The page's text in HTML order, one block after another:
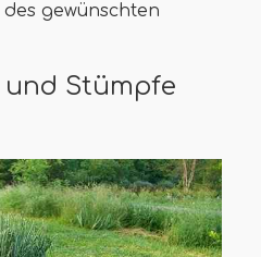
gewünschten
und Stümpfe